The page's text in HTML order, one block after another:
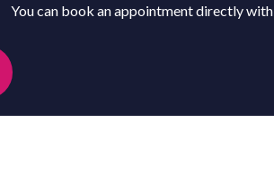
You can book an appointment directly